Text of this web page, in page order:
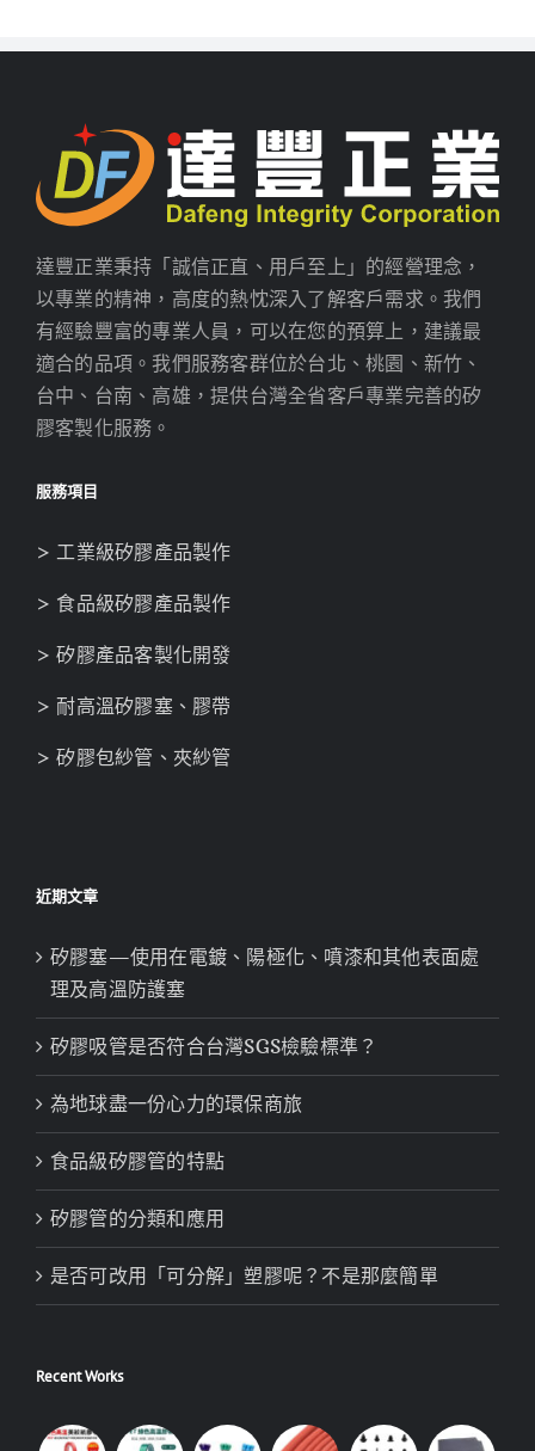
達豐正業秉持「誠信正直、用戶至上」的經營理念，
以專業的精神，高度的熱忱深入了解客戶需求。我們
有經驗豐富的專業人員，可以在您的預算上，建議最
適合的品項。我們服務客群位於台北、桃園、新竹、
台中、台南、高雄，提供台灣全省客戶專業完善的矽
膠客製化服務。
服務項目
> 工業級矽膠產品製作
> 食品級矽膠產品製作
> 矽膠產品客製化開發
> 耐高溫矽膠塞、膠帶
> 矽膠包紗管、夾紗管
近期文章
矽膠塞—使用在電鍍、陽極化、噴漆和其他表面處
理及高溫防護塞
矽膠吸管是否符合台灣SGS檢驗標準？
為地球盡一份心力的環保商旅
食品級矽膠管的特點
矽膠管的分類和應用
是否可改用「可分解」塑膠呢？不是那麼簡單
Recent Works